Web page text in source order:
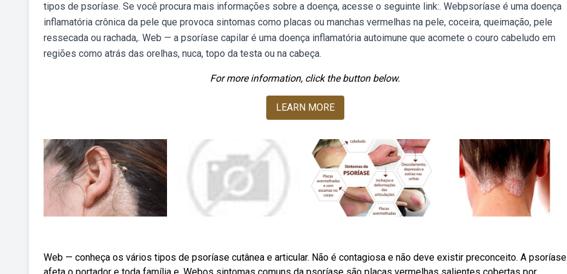
tipos de psoríase. Se você procura mais informações sobre a doença, acesse o seguinte link:. Webpsoríase é uma doença
inflamatória crônica da pele que provoca sintomas como placas ou manchas vermelhas na pele, coceira, queimação, pele
ressecada ou rachada,. Web — a psoríase capilar é uma doença inflamatória autoimune que acomete o couro cabeludo em
regiões como atrás das orelhas, nuca, topo da testa ou na cabeça.
For more information, click the button below.
LEARN MORE
Web — conheça os vários tipos de psoríase cutânea e articular. Não é contagiosa e não deve existir preconceito. A psoríase